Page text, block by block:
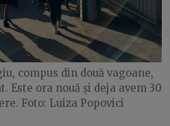
compus din două vagoane,
Este ora nouă și deja avem 30
Foto: Luiza Popovici